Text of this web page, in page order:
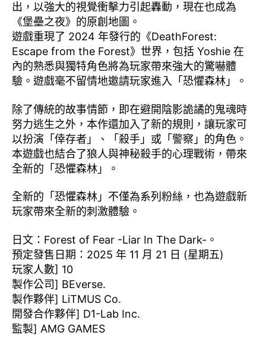
出，以強大的視覺衝擊力引起轟動，現在也成為
《堡壘之夜》的原創地圖。
遊戲重現了 2024 年發行的《DeathForest:
Escape from the Forest》世界，包括 Yoshie 在
內的熟悉與獨特角色將為玩家帶來強大的驚嚇體
驗。遊戲毫不留情地邀請玩家進入「恐懼森林」。
除了傳統的故事情節，即在避開陰影詭譎的鬼魂時
努力逃生之外，本作還加入了新的規則，讓玩家可
以扮演「倖存者」、「殺手」或「警察」的角色。
本遊戲也結合了狼人與神秘殺手的心理戰術，帶來
全新的「恐懼森林」。
全新的「恐懼森林」不僅為系列粉絲，也為遊戲新
玩家帶來全新的刺激體驗。
日文：Forest of Fear -Liar In The Dark-。
預定發售日期：2025 年 11 月 21 日 (星期五)
玩家人數] 10
製作公司] BEverse.
製作夥伴] LiTMUS Co.
開發合作夥伴] D1-Lab Inc.
監製] AMG GAMES